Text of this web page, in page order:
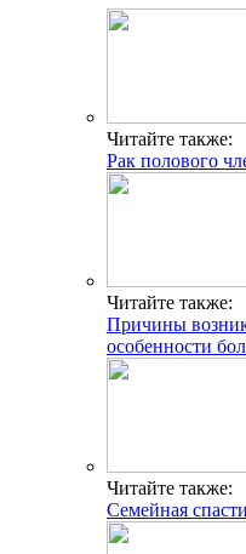
Читайте также:
Рак полового
Читайте также:
Причины
особенности
Читайте также:
Семейная